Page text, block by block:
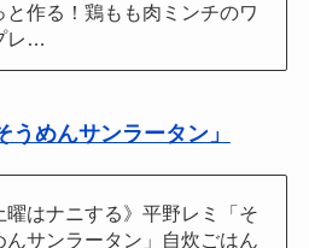
と作る！鶏もも肉ミンチのワ
レ…
めんサンラータン」
曜はナニする》平野レミ「そ
んサンラータン」自炊ごはん